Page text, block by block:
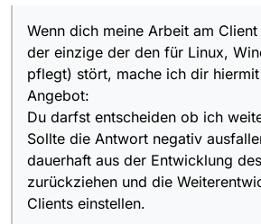
leicht reizbar sind sie
Nutze die letzte
case erfüllt, ältere
durchaus
Suche dir ein
Implementiere die
selbst und stelle
Wenn Du sie dann
wird sie auch
Zum Thema
Wald hineinschreit
Wenn dich meine Arbeit
und Mac pflegt) stört,
folgendes Angebot:
Du darfst entscheiden
soll. Sollte die Antwort
ich mich dauerhaft aus
Client zurückziehen und
für alle Clients
Wenn dich meine Arbeit am
der einzige der den für Linux,
pflegt) stört, mache ich dir
Angebot:
Du darfst entscheiden ob ich
Sollte die Antwort negativ
dauerhaft aus der Entwicklung
zurückziehen und die
Clients einstellen.